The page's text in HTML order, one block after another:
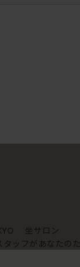
坐サロン
ッフがあなたの